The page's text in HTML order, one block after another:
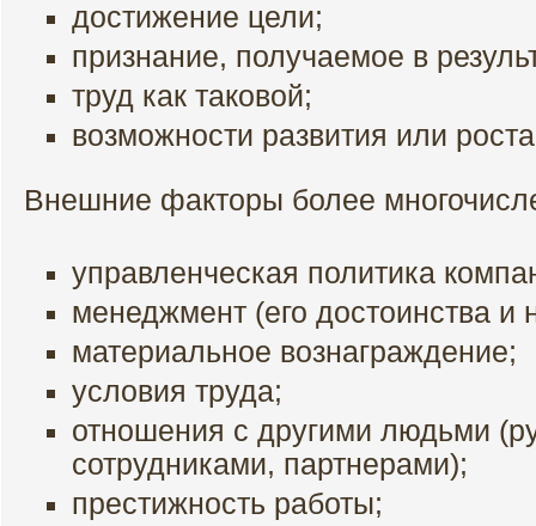
достижение цели;
признание, получаемое в
труд как таковой;
возможности развития или
Внешние факторы более
управленческая политика
менеджмент (его достоинства и
материальное вознаграждение;
условия труда;
отношения с другими людьми
сотрудниками, партнерами);
престижность работы;